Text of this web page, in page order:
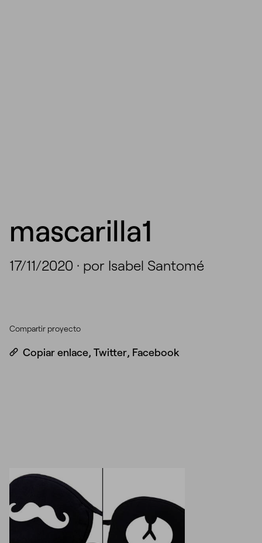
mascarilla1
17/11/2020 · por Isabel Santomé
Compartir proyecto
Copiar enlace, Twitter, Facebook